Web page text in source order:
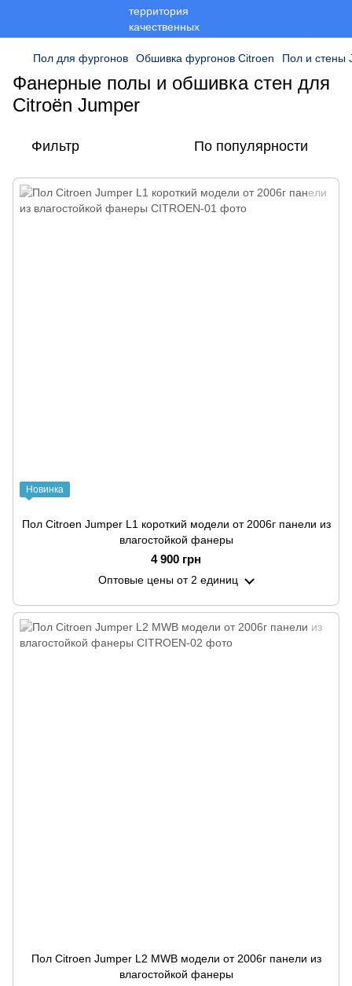
Пол для фургонов Обшивка фургонов Citroen Пол и стены
Фанерные полы и обшивка стен для
Citroën Jumper
Фильтр По популярности
Новинка
Пол Citroen Jumper L1 короткий модели от 2006г панели из
влагостойкой фанеры
4 900 грн
Оптовые ценыот 2 единиц
Пол Citroen Jumper L2 MWB модели от 2006г панели из
влагостойкой фанеры